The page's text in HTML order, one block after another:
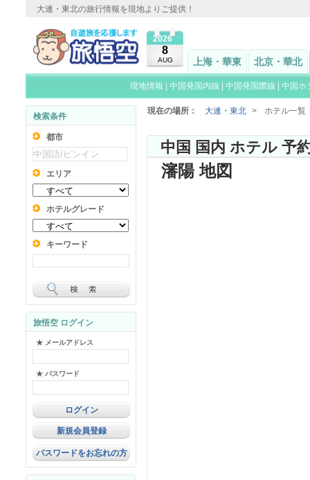
大連・東北の旅行情報を現地よりご提供！
2026
8
AUG 上海・華東 北京・華北
現地情報 中国発国内線 中国発国際線 中国ホ
検索条件
都市
エリア
ホテルグレード
キーワード
旅悟空 ログイン
★ メールアドレス
★ パスワード
新規会員登録
パスワードをお忘れの方
現在の場所： 大連・東北 > ホテル一覧
中国 国内 ホテル 予
瀋陽 地図